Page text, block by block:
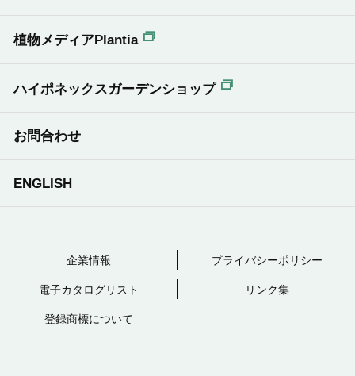
植物メディアPlantia
ハイポネックスガーデンショップ
お問合わせ
ENGLISH
企業情報 プライバシーポリシー
電子カタログリスト リンク集
登録商標について